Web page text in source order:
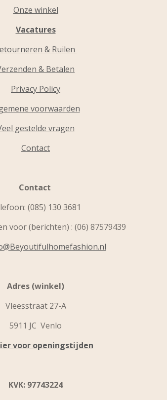
Onze winkel
Vacatures
& Ruilen
& Betalen
Privacy Policy
voorwaarden
gestelde vragen
Contact
Contact
(085) 130 3681
voor (berichten) : (06) 87579439
Adres (winkel)
Vleesstraat 27-A
5911 JC Venlo
voor openingstijden
KVK: 97743224